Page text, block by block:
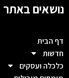
נושאים באתר
דף הבית
חדשות
כלכלה ועסקים